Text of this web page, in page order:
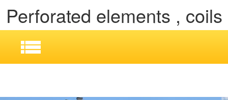
Perforated elements , coils